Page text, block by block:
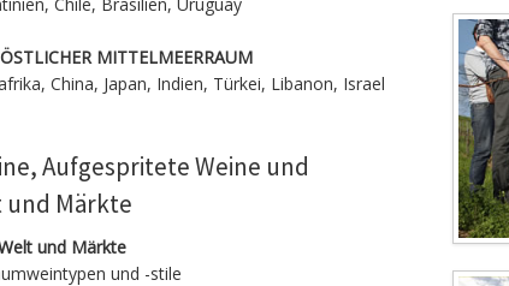
MITTELMEERRAUM
China, Japan, Indien, Türkei, Libanon, Israel
Aufgespritete Weine und
und Märkte
und Märkte
und -stile